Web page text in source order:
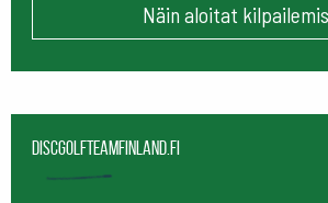
Näin aloitat
Discgolfteamfinland.fi